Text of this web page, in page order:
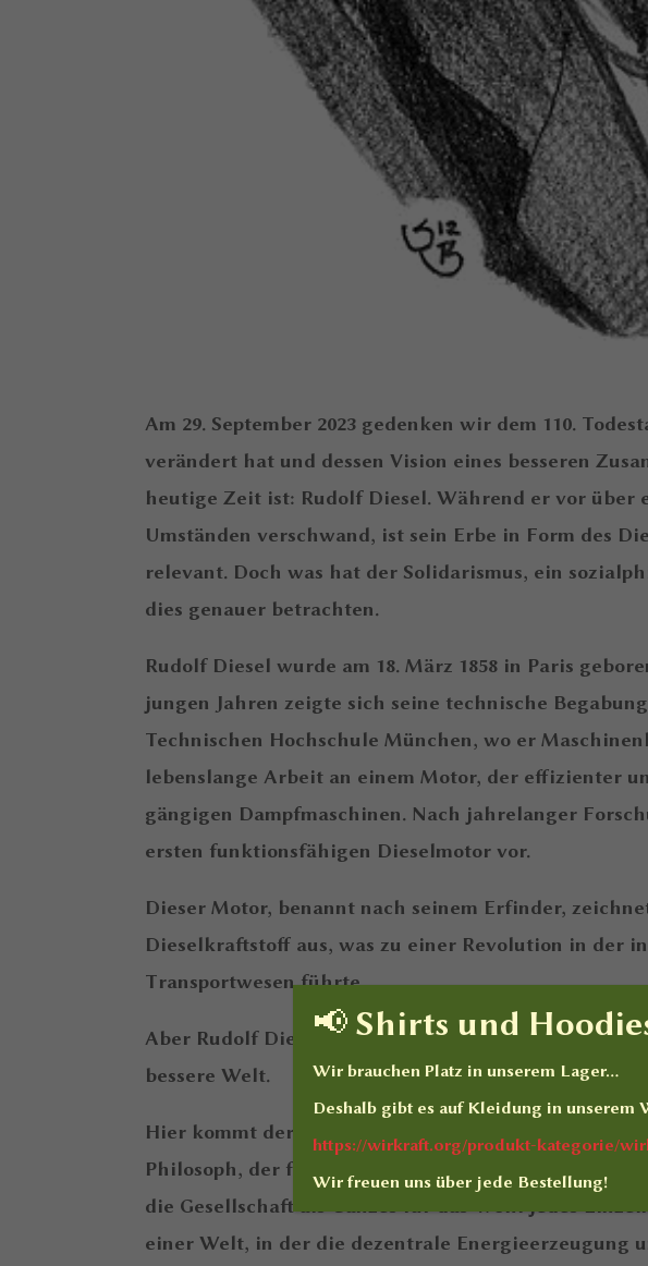
Am 29. September 2023 gedenken wir dem 110.
verändert hat und dessen Vision eines besseren
heutige Zeit ist: Rudolf Diesel. Während er vor über
Umständen verschwand, ist sein Erbe in Form des
relevant. Doch was hat der Solidarismus, ein
dies genauer betrachten.
Rudolf Diesel wurde am 18. März 1858 in Paris
jungen Jahren zeigte sich seine technische
Technischen Hochschule München, wo er
lebenslange Arbeit an einem Motor, der effizienter
gängigen Dampfmaschinen. Nach jahrelanger
ersten funktionsfähigen Dieselmotor vor.
Dieser Motor, benannt nach seinem Erfinder,
Dieselkraftstoff aus, was zu einer Revolution in der
Transportwesen führte.
Aber Rudolf Diesel hatte nicht nur einen Motor
bessere Welt.
Hier kommt der Solidarismus ins Spiel. Diesel war
Philosoph, der fest an das Konzept des Solidarismus
die Gesellschaft als Ganzes für das Wohl jedes
einer Welt, in der die dezentrale Energieerzeugung
📢 Shirts und
Wir brauchen Platz in unserem Lager…
Deshalb gibt es aufKleidung in unserem
https://wirkraft.org/produkt-kategorie/
Wir freuen uns über jede Bestellung!